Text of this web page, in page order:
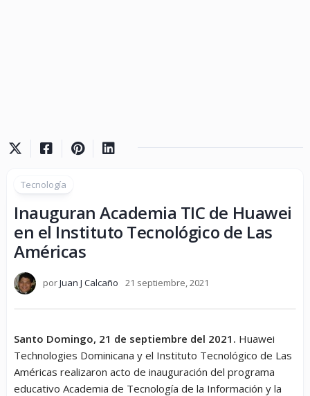
Tecnología
Inauguran Academia TIC de Huawei
en el Instituto Tecnológico de Las
Américas
porJuan J Calcaño 21 septiembre, 2021
Santo Domingo, 21 de septiembre del 2021. Huawei
Technologies Dominicana y el Instituto Tecnológico de Las
Américas realizaron acto de inauguración del programa
educativo Academia de Tecnología de la Información y la